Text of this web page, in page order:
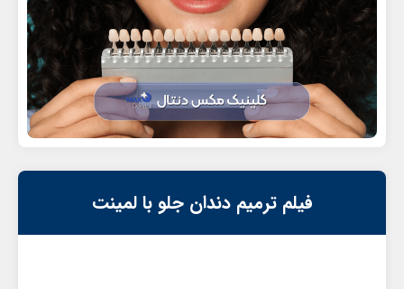
فیلم ترمیم دندان جلو با لمینت